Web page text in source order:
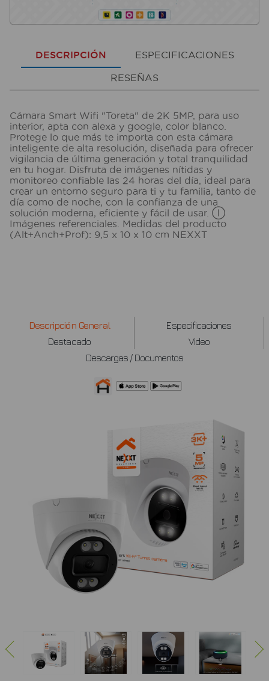
DESCRIPCIÓN ESPECIFICACIONES
RESEÑAS
Cámara Smart Wifi "Toreta" de 2K 5MP, para uso
interior, apta con alexa y google, color blanco.
Protege lo que más te importa con esta cámara
inteligente de alta resolución, diseñada para ofrecer
vigilancia de última generación y total tranquilidad
en tu hogar. Disfruta de imágenes nítidas y
monitoreo confiable las 24 horas del día, ideal para
crear un entorno seguro para ti y tu familia, tanto de
día como de noche, con la confianza de una
solución moderna, eficiente y fácil de usar. Ⓘ
Imágenes referenciales. Medidas del producto
(Alt+Anch+Prof): 9,5 x 10 x 10 cm NEXXT